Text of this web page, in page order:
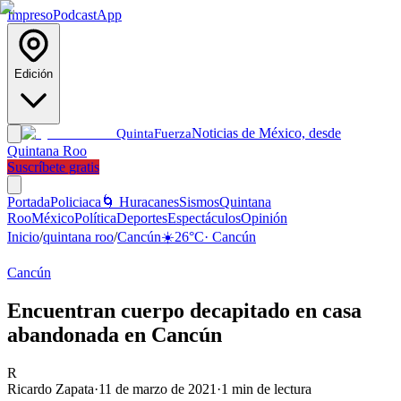
ImpresoPodcastApp
Edición
QuintaFuerzaNoticias de México, desde
Quintana Roo
Suscríbete gratis
PortadaPoliciaca 🌀 HuracanesSismosQuintana
RooMéxicoPolíticaDeportesEspectáculosOpinión
Inicio/quintana roo/Cancún☀️26°C· Cancún
Cancún
Encuentran cuerpo decapitado en casa
abandonada en Cancún
R
Ricardo Zapata·11 de marzo de 2021 ·1 min de lectura